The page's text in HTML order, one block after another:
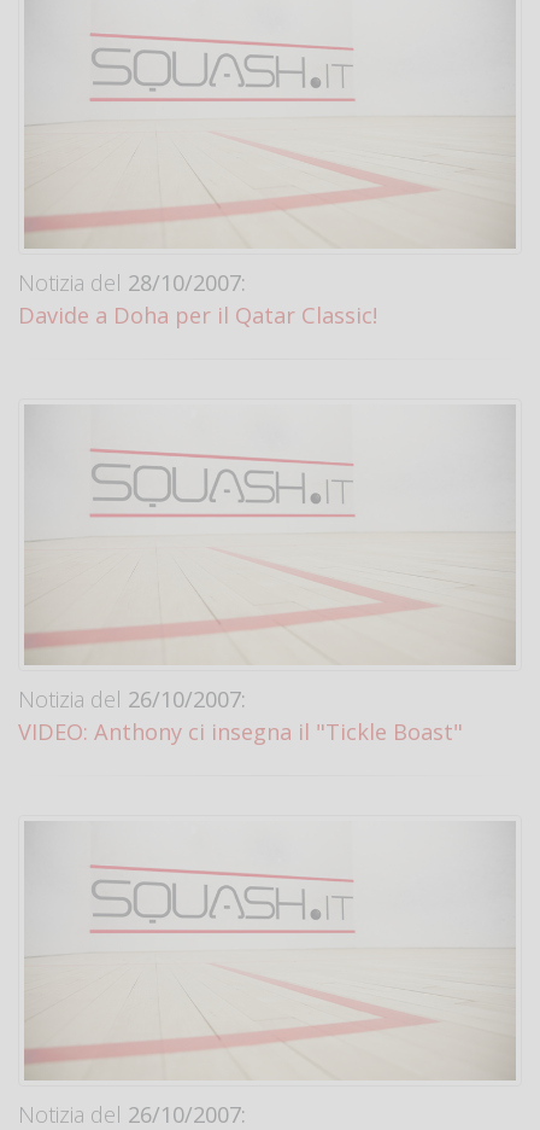
Notizia del 28/10/2007:
Davide a Doha per il Qatar Classic!
Notizia del 26/10/2007:
VIDEO: Anthony ci insegna il "Tickle Boast"
Notizia del 26/10/2007: